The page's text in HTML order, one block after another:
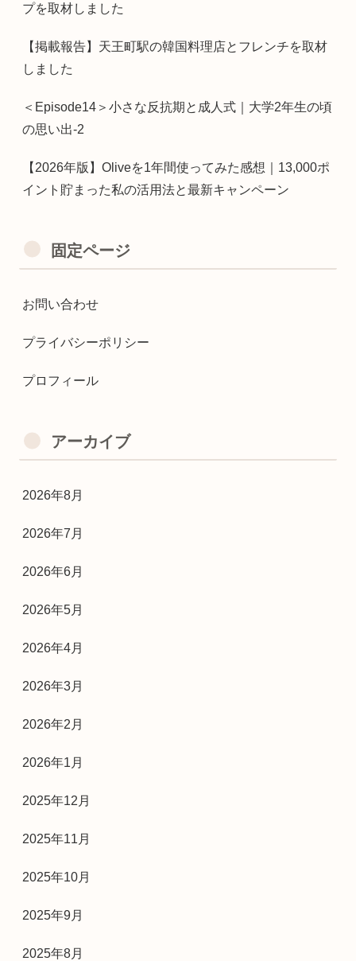
プを取材しました
【掲載報告】天王町駅の韓国料理店とフレンチを取材
しました
＜Episode14＞小さな反抗期と成人式｜大学2年生の頃
の思い出-2
【2026年版】Oliveを1年間使ってみた感想｜13,000ポ
イント貯まった私の活用法と最新キャンペーン
固定ページ
お問い合わせ
プライバシーポリシー
プロフィール
アーカイブ
2026年8月
2026年7月
2026年6月
2026年5月
2026年4月
2026年3月
2026年2月
2026年1月
2025年12月
2025年11月
2025年10月
2025年9月
2025年8月